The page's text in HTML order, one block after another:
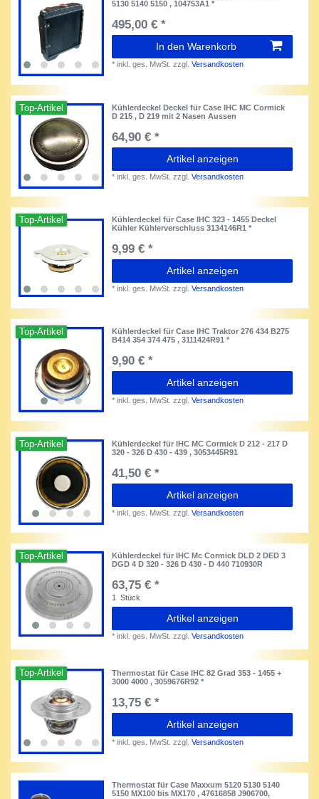
5130 5140 5150 , 104753A1 *
495,00 € *
In den Warenkorb
*inkl. ges. MwSt. zzgl.Versandkosten
Top-Artikel
Kühlerdeckel Deckel für Case IHC MC Cormick
D 215 , D 219 mit 2 Nasen Aussen
64,90 € *
Artikel anzeigen
*inkl. ges. MwSt. zzgl.Versandkosten
Top-Artikel
Kühlerdeckel für Case IHC 323 - 1455 Deckel
Kühler Kühlerverschluss 3134146R1 *
9,99 € *
Artikel anzeigen
*inkl. ges. MwSt. zzgl.Versandkosten
Top-Artikel
Kühlerdeckel für Case IHC Traktor 276 434 B275
B414 354 374 475 , 3111424R91 *
9,90 € *
Artikel anzeigen
*inkl. ges. MwSt. zzgl.Versandkosten
Top-Artikel
Kühlerdeckel für IHC MC Cormick D 212 - 217 D
320 - 326 D 430 - 439 , 3053445R91
41,50 € *
Artikel anzeigen
*inkl. ges. MwSt. zzgl.Versandkosten
Top-Artikel
Kühlerdeckel für IHC Mc Cormick DLD 2 DED 3
DGD 4 D 320 - 326 D 430 - D 440 710930R
63,75 € *
1 Stück
Artikel anzeigen
*inkl. ges. MwSt. zzgl.Versandkosten
Top-Artikel
Thermostat für Case IHC 82 Grad 353 - 1455 +
3000 4000 , 3059676R92 *
13,75 € *
Artikel anzeigen
*inkl. ges. MwSt. zzgl.Versandkosten
Thermostat für Case Maxxum 5120 5130 5140
5150 MX100 bis MX170 , 47616858 J906700,